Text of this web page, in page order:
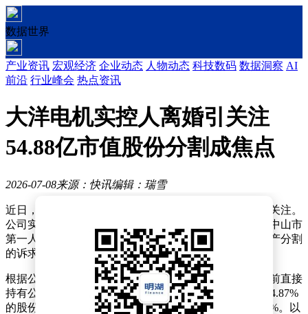
数据世界
产业资讯 宏观经济 企业动态 人物动态 科技数码 数据洞察 AI
前沿 行业峰会 热点资讯
大洋电机实控人离婚引关注
54.88亿市值股份分割成焦点
2026-07-08来源：快讯编辑：瑞雪
近日，中山大洋电机股份有限公司的一则公告引发市场关注。
公司实际控制人鲁楚平与彭惠的离婚纠纷案已被广东省中山市
第一人民法院正式受理，原告彭惠向法院提出离婚及财产分割
的诉求。
根据公告披露，彭惠作为大洋电机实际控制人之一，目前直接
持有公司1.95%的股份；鲁楚平则以控股股东身份持有24.87%
的股份。两人合计持有6.62亿股，占公司总股本的26.82%。以